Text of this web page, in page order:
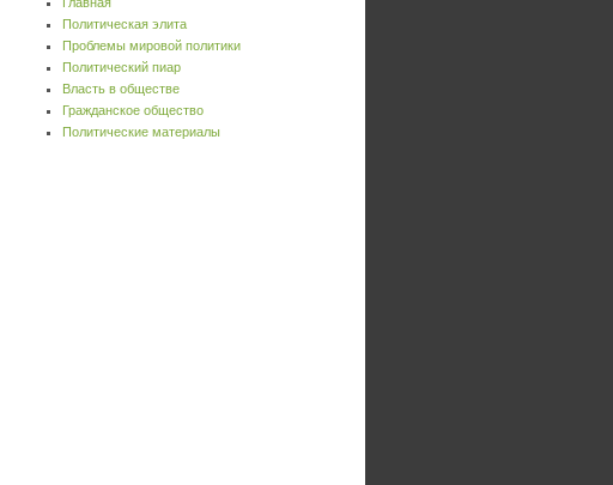
Политическая элита
Проблемы мировой политики
Политический пиар
Власть в обществе
Гражданское общество
Политические материалы